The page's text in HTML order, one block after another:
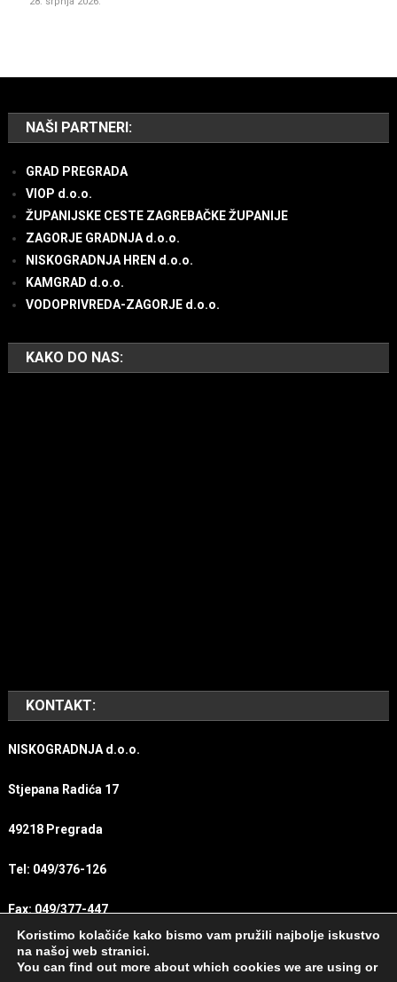
NAŠI PARTNERI:
GRAD PREGRADA
VIOP d.o.o.
ŽUPANIJSKE CESTE ZAGREBAČKE ŽUPANIJE
ZAGORJE GRADNJA d.o.o.
NISKOGRADNJA HREN d.o.o.
KAMGRAD d.o.o.
VODOPRIVREDA-ZAGORJE d.o.o.
KAKO DO NAS:
KONTAKT:
NISKOGRADNJA d.o.o.
Stjepana Radića 17
49218 Pregrada
Tel: 049/376-126
Fax: 049/377-447
E-mail:info@niskogradnjapregrada.hr
Koristimo kolačiće kako bismo vam pružili najbolje iskustvo
na našoj web stranici.
You can find out more about which cookies we are using or